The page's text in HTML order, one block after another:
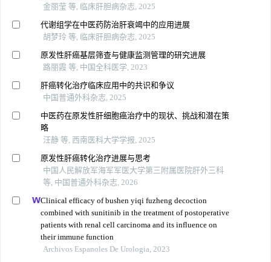
金丽莹 等, 临床肝胆病杂志, 2025
代谢组学在中医药防治肝衰竭中的应用进展
胡梦玲 等, 临床肝胆病杂志, 2025
原发性肝癌基层筛查与健康监测管理的研究进展
路丽霞 等, 中国全科医学, 2023
肝癌转化治疗临床应用中的共识和争议
中国普通外科杂志, 2025
中医药在原发性肝细胞癌治疗中的现状、挑战和潜在策
略
汪静 等, 西南医科大学学报, 2025
原发性肝癌转化治疗进展与思考
中国人民解放军海军军医大学第三附属医院肝外三科
等, 中国普通外科杂志, 2026
Clinical efficacy of bushen yiqi fuzheng decoction
combined with sunitinib in the treatment of postoperative
patients with renal cell carcinoma and its influence on
their immune function
Archivos Espanoles De Urologia, 2023